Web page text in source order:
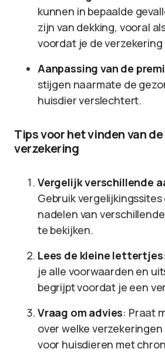
kunnen in bepaalde
zijn van dekking, vooral
voordat je de
Aanpassing van de
stijgen naarmate de
huisdier verslechtert.
Tips voor het vinden van
verzekering
Vergelijk verschillende
Gebruik vergelijkingssites
nadelen van
te bekijken.
Lees de kleine lettertjes
je alle voorwaarden en
begrijpt voordat je een
Vraag om advies: Praat
over welke
voor huisdieren met